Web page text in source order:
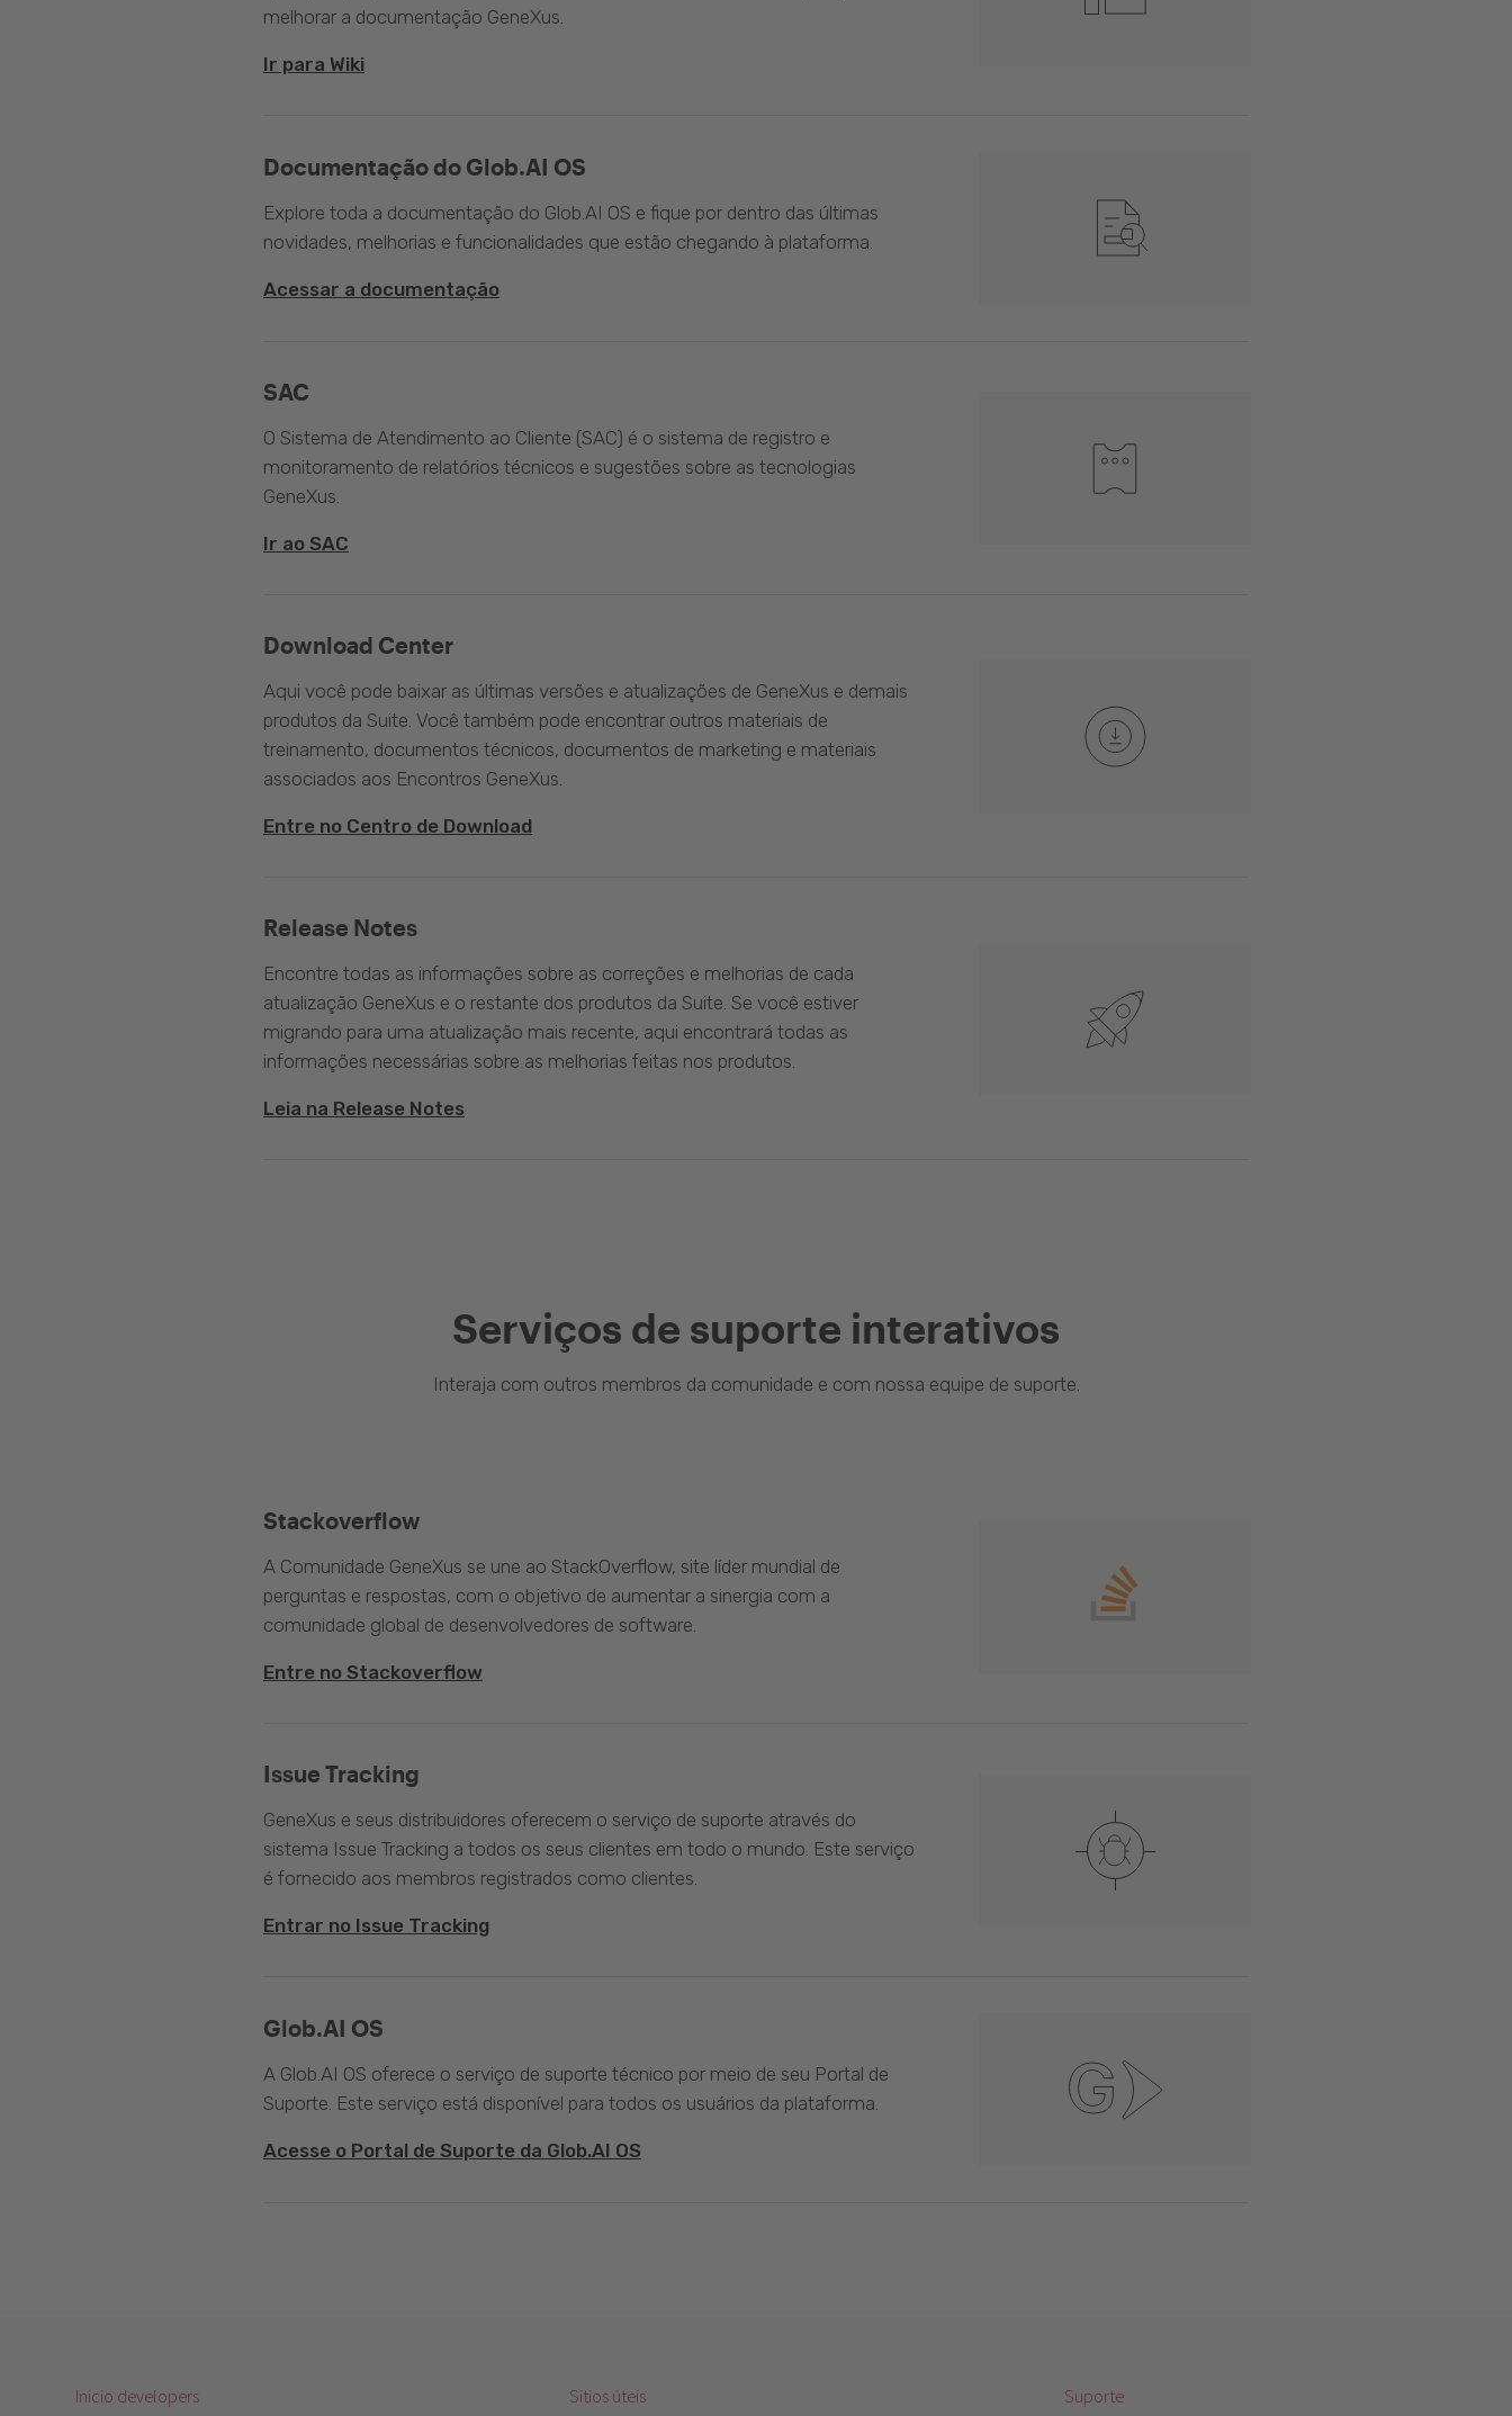
melhorar a documentação GeneXus.
Ir para Wiki
Documentação do Glob.AI OS
Explore toda a documentação do Glob.AI OS e fique por dentro das últimas
novidades, melhorias e funcionalidades que estão chegando à plataforma.
Acessar a documentação
SAC
O Sistema de Atendimento ao Cliente (SAC) é o sistema de registro e
monitoramento de relatórios técnicos e sugestões sobre as tecnologias
GeneXus.
Ir ao SAC
Download Center
Aqui você pode baixar as últimas versões e atualizações de GeneXus e demais
produtos da Suite. Você também pode encontrar outros materiais de
treinamento, documentos técnicos, documentos de marketing e materiais
associados aos Encontros GeneXus.
Entre no Centro de Download
Release Notes
Encontre todas as informações sobre as correções e melhorias de cada
atualização GeneXus e o restante dos produtos da Suite. Se você estiver
migrando para uma atualização mais recente, aqui encontrará todas as
informações necessárias sobre as melhorias feitas nos produtos.
Leia na Release Notes
Serviços de suporte interativos
Interaja com outros membros da comunidade e com nossa equipe de suporte.
Stackoverflow
A Comunidade GeneXus se une ao StackOverflow, site líder mundial de
perguntas e respostas, com o objetivo de aumentar a sinergia com a
comunidade global de desenvolvedores de software.
Entre no Stackoverflow
Issue Tracking
GeneXus e seus distribuidores oferecem o serviço de suporte através do
sistema Issue Tracking a todos os seus clientes em todo o mundo. Este serviço
é fornecido aos membros registrados como clientes.
Entrar no Issue Tracking
Glob.AI OS
A Glob.AI OS oferece o serviço de suporte técnico por meio de seu Portal de
Suporte. Este serviço está disponível para todos os usuários da plataforma.
Acesse o Portal de Suporte da Glob.AI OS
Inicio developers Sitios úteis Suporte